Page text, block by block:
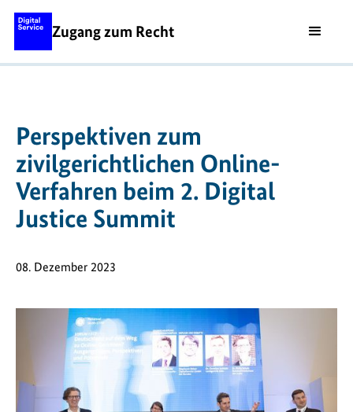
Zugang zum Recht
Perspektiven zum
zivilgerichtlichen Online-
Verfahren beim 2. Digital
Justice Summit
08. Dezember 2023